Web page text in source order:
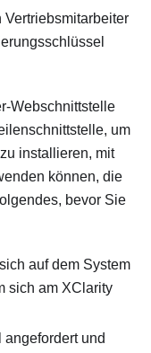
Webschnittstelle
um
installieren, mit
können, die
bevor Sie
auf dem System
sich am XClarity
und